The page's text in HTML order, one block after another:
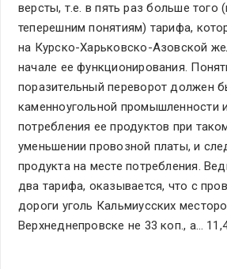
версты, т.е. в пять раз больше того
теперешним понятиям) тарифа,
на Курско-Харьковско-Азовской
начале ее функционирования.
поразительный переворот должен
каменноугольной промышленности
потребления ее продуктов при
уменьшении провозной платы, и
продукта на месте потребления.
два тарифа, оказывается, что с
дороги уголь Кальмиусских
Верхнеднепровске не 33 коп., а…